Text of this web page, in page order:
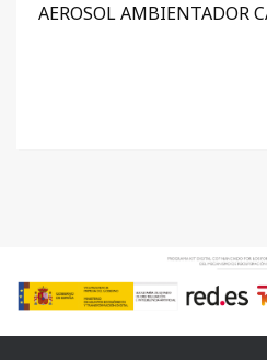
AEROSOL AMBIENTADOR